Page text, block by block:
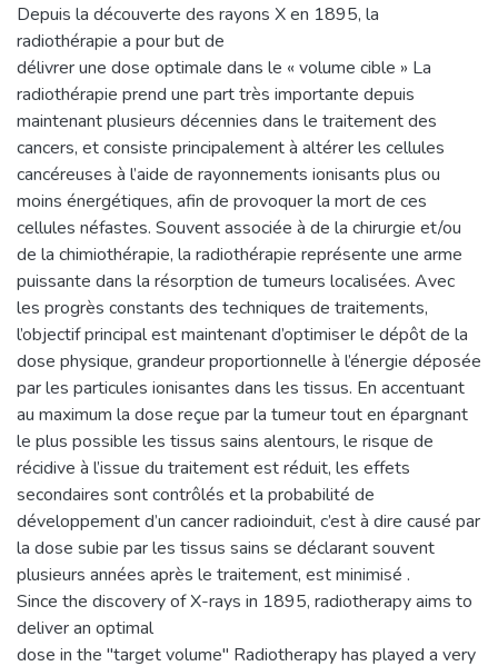
Depuis la découverte des rayons X en 1895, la
radiothérapie a pour but de
délivrer une dose optimale dans le « volume cible » La
radiothérapie prend une part très importante depuis
maintenant plusieurs décennies dans le traitement des
cancers, et consiste principalement à altérer les cellules
cancéreuses à l’aide de rayonnements ionisants plus ou
moins énergétiques, afin de provoquer la mort de ces
cellules néfastes. Souvent associée à de la chirurgie et/ou
de la chimiothérapie, la radiothérapie représente une arme
puissante dans la résorption de tumeurs localisées. Avec
les progrès constants des techniques de traitements,
l’objectif principal est maintenant d’optimiser le dépôt de la
dose physique, grandeur proportionnelle à l’énergie déposée
par les particules ionisantes dans les tissus. En accentuant
au maximum la dose reçue par la tumeur tout en épargnant
le plus possible les tissus sains alentours, le risque de
récidive à l’issue du traitement est réduit, les effets
secondaires sont contrôlés et la probabilité de
développement d’un cancer radioinduit, c’est à dire causé par
la dose subie par les tissus sains se déclarant souvent
plusieurs années après le traitement, est minimisé .
Since the discovery of X-rays in 1895, radiotherapy aims to
deliver an optimal
dose in the "target volume" Radiotherapy has played a very